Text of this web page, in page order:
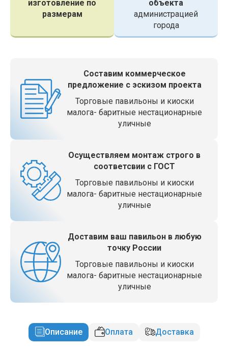
изготовление по
размерам
объекта
администрацией
города
Составим коммерческое
предложение с эскизом проекта
Торговые павильоны и киоски
малога- баритные нестационарные
уличные
Осуществляем монтаж строго в
соответсвии с ГОСТ
Торговые павильоны и киоски
малога- баритные нестационарные
уличные
Доставим ваш павильон в любую
точку России
Торговые павильоны и киоски
малога- баритные нестационарные
уличные
Описание Оплата Доставка